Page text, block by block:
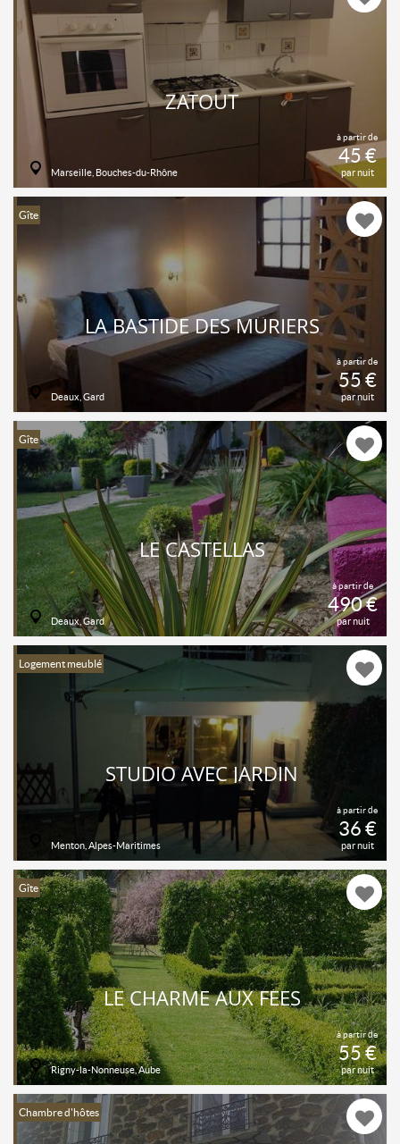
à partir de
45 €
par nuit
ZATOUT
Marseille, Bouches-du-Rhône
Gîte
à partir de
55 €
par nuit
LA BASTIDE DES MÛRIERS
Deaux, Gard
Gîte
à partir de
490 €
par nuit
LE CASTELLAS
Deaux, Gard
Logement meublé
à partir de
36 €
par nuit
STUDIO AVEC JARDIN
Menton, Alpes-Maritimes
Gîte
à partir de
55 €
par nuit
LE CHARME AUX FÉES
Rigny-la-Nonneuse, Aube
Chambre d'hôtes